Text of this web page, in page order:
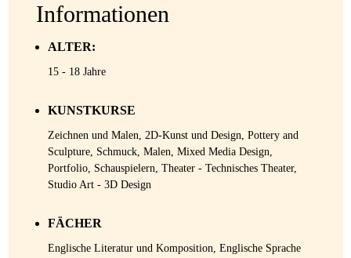
Informationen
ALTER:
15 - 18 Jahre
KUNSTKURSE
Zeichnen und Malen, 2D-Kunst und Design, Pottery and
Sculpture, Schmuck, Malen, Mixed Media Design,
Portfolio, Schauspielern, Theater - Technisches Theater,
Studio Art - 3D Design
FÄCHER
Englische Literatur und Komposition, Englische Sprache